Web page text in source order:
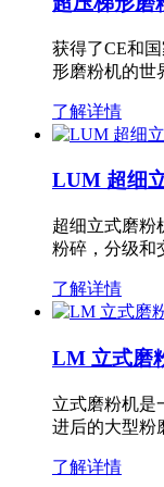
获得了CE和
形磨粉机的世
了解详情
LUM 超细
超细立式磨粉
粉碎，分级
了解详情
LM 立式磨
立式磨粉机是
进后的大型粉
了解详情